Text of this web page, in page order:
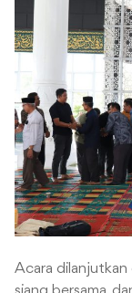
Acara dilanjutkan